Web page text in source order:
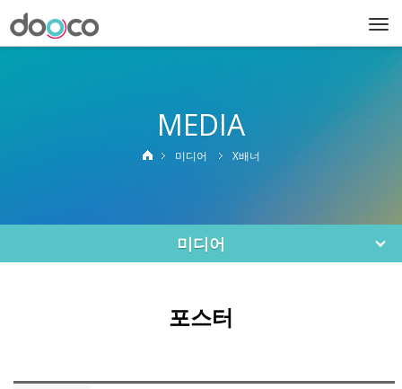
MEDIA
미디어 X배너
미디어
포스터